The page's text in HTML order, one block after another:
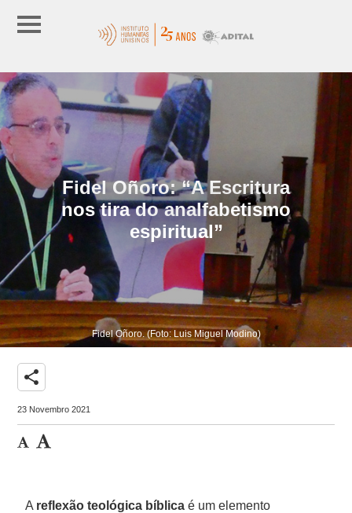
Fidel Oñoro: “A Escritura
nos tira do analfabetismo
espiritual”
Fidel Oñoro. (Foto: Luis Miguel Modino)
share
23 Novembro 2021
A reflexão teológica bíblica é um elemento